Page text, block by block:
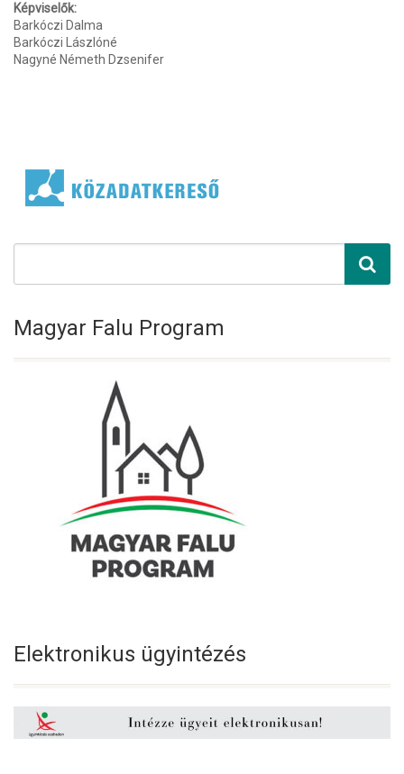
Képviselők:
Barkóczi Dalma
Barkóczi Lászlóné
Nagyné Németh Dzsenifer
Magyar Falu Program
Elektronikus ügyintézés